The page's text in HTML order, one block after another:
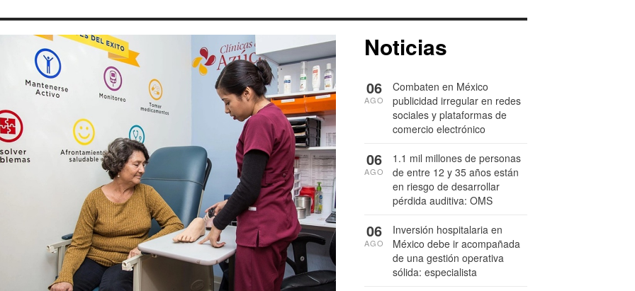
Noticias
Combaten en México
publicidad irregular en redes
sociales y plataformas de
comercio electrónico
06
AGO
1.1 mil millones de personas
de entre 12 y 35 años están
en riesgo de desarrollar
pérdida auditiva: OMS
06
AGO
Inversión hospitalaria en
México debe ir acompañada
de una gestión operativa
sólida: especialista
06
AGO